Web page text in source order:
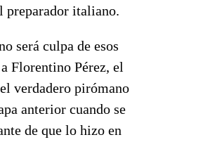
preparador italiano.
será culpa de esos
Florentino Pérez, el
verdadero pirómano
anterior cuando se
de que lo hizo en